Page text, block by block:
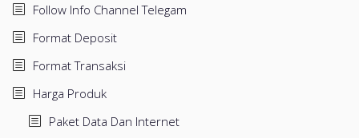
Follow Info Channel Telegam
Format Deposit
Format Transaksi
Harga Produk
Paket Data Dan Internet